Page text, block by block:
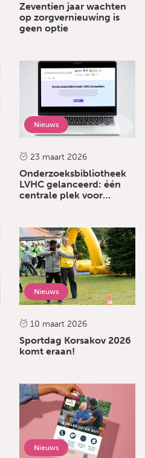
Zeventien jaar wachten
op zorgvernieuwing is
geen optie
Nieuws
23 maart 2026
Onderzoeksbibliotheek
LVHC gelanceerd: één
centrale plek voor
Nieuws
10 maart 2026
Sportdag Korsakov 2026
komt eraan!
Nieuws